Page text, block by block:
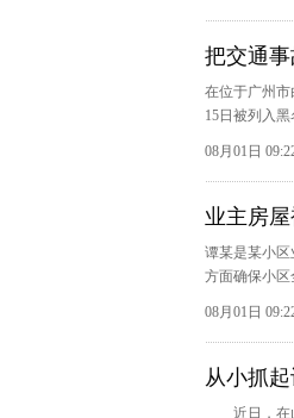
把交通
在位于广州
15日被列入黑
08月01日
业主房
谭某是某小
方面确保小区
08月01日
从小抓
近日，在山